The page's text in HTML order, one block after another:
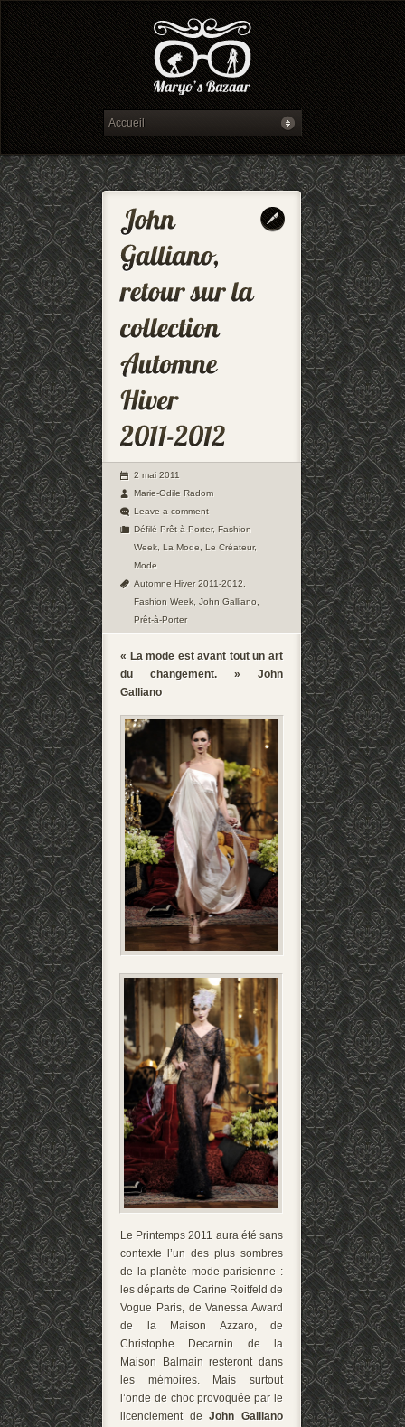
2 mai 2011
Marie-Odile Radom
Leave a comment
Défilé Prêt-à-Porter, Fashion
Week La Mode Le Créateur,
Mode
Automne Hiver 2011-2012
Fashion Week John Galliano
Prêt-à-Porter
« La mode est avant tout un art
du changement. » John
Galliano
Le Printemps 2011 aura été sans
contexte l’un des plus sombres
de la planète mode parisienne :
les départs de Carine Roitfeld de
Vogue Paris, de Vanessa Award
de la Maison Azzaro, de
Christophe Decarnin de la
Maison Balmain resteront dans
les mémoires. Mais surtout
l’onde de choc provoquée par le
licenciement deJohn Galliano